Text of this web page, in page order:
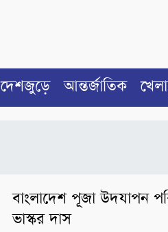
দেশজুড়ে আন্তর্জাতিক
বাংলাদেশ পূজা উদযাপন
ভাস্কর দাস